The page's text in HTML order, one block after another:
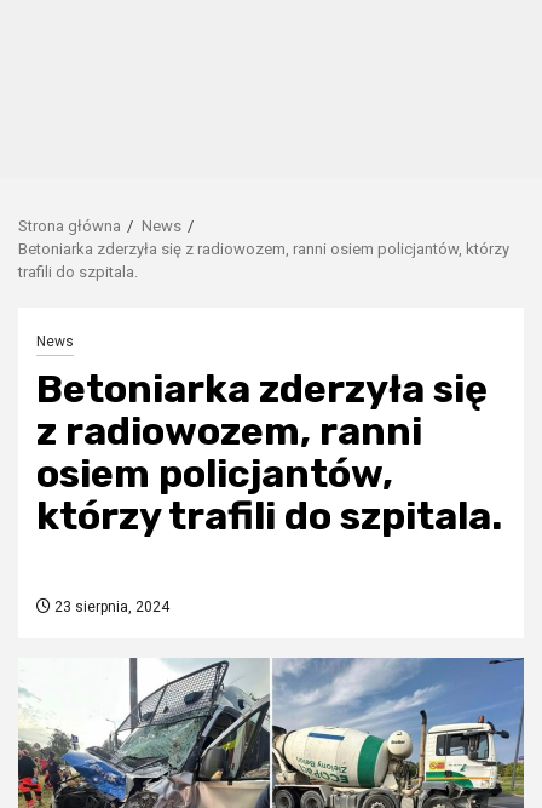
Strona główna
News
Betoniarka zderzyła się z radiowozem, ranni osiem policjantów, którzy
trafili do szpitala.
News
Betoniarka zderzyła się
z radiowozem, ranni
osiem policjantów,
którzy trafili do szpitala.
23 sierpnia, 2024